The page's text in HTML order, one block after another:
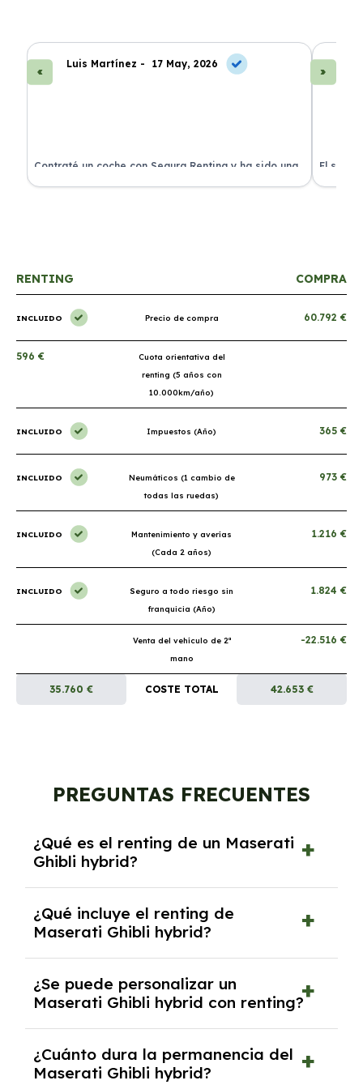
Luis Martínez - 17 May, 2026
Contraté un coche con Segura Renting y ha sido una
experiencia fantástica. Todo incluido y sin sorpresas.
El
proceso
RENTING COMPRA
INCLUIDO Precio de compra 60.792 €
596 €
Cuota orientativa del
renting (5 años con
10.000km/año)
INCLUIDO Impuestos (Año) 365 €
INCLUIDO
Neumáticos (1 cambio de
todas las ruedas)
973 €
INCLUIDO
Mantenimiento y averías
(Cada 2 años)
1.216 €
INCLUIDO
Seguro a todo riesgo sin
franquicia (Año)
1.824 €
Venta del vehículo de 2ª
mano
-22.516 €
35.760 € COSTE TOTAL 42.653 €
PREGUNTAS FRECUENTES
¿Qué es el renting de un Maserati
Ghibli hybrid?
contrato de alquiler a largo plazo en el que
pagas una cuota mensual fija por el uso del
coche durante un periodo determinado,
generalmente entre 2 y 5 años.
¿Qué incluye el renting de
Maserati Ghibli hybrid?
seguro a todo riesgo, mantenimiento,
reparaciones, impuestos, asistencia en
carretera y gestión de la documentación.
¿Se puede personalizar un
Maserati Ghibli hybrid con renting?
opciones y equipamiento adicional, siempre y
cuando lo pactes con la empresa de renting.
¿Cuánto dura la permanencia del
Maserati Ghibli hybrid?